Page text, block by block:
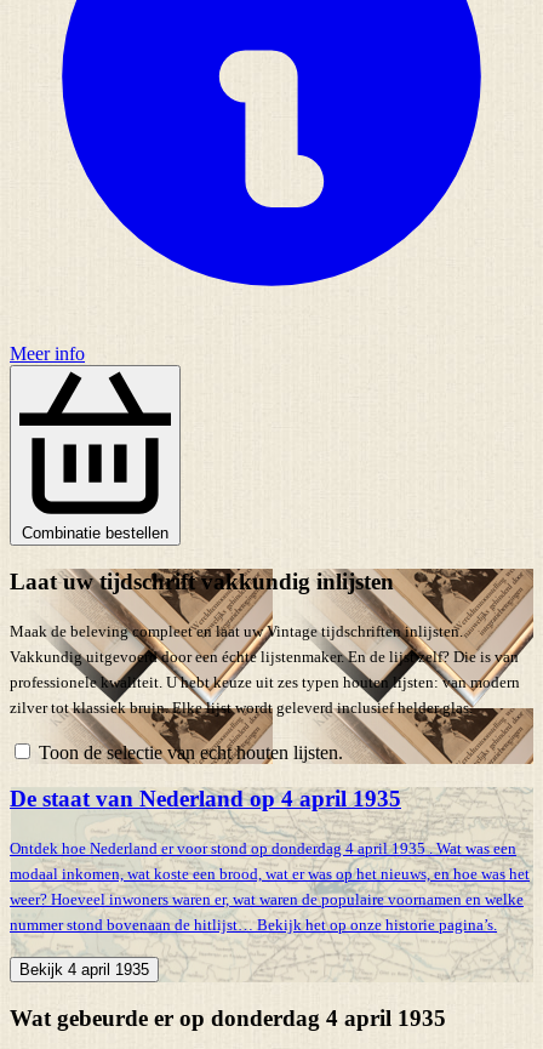
Meer info
Combinatie bestellen
Laat uw tijdschrift vakkundig inlijsten
Maak de beleving compleet en laat uw Vintage tijdschriften inlijsten.
Vakkundig uitgevoerd door een échte lijstenmaker. En de lijst zelf? Die is van
professionele kwaliteit. U hebt keuze uit zes typen houten lijsten: van modern
zilver tot klassiek bruin. Elke lijst wordt geleverd inclusief helder glas.
Toon de selectie van echt houten lijsten.
De staat van Nederland op 4 april 1935
Ontdek hoe Nederland er voor stond op donderdag 4 april 1935 . Wat was een
modaal inkomen, wat koste een brood, wat er was op het nieuws, en hoe was het
weer? Hoeveel inwoners waren er, wat waren de populaire voornamen en welke
nummer stond bovenaan de hitlijst… Bekijk het op onze historie pagina’s.
Bekijk 4 april 1935
Wat gebeurde er op donderdag 4 april 1935